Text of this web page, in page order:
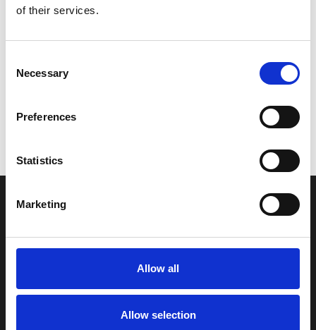
of their services.
Selection
Necessary
Preferences
Statistics
Marketing
Allow all
Allow selection
Vi oplever i øjeblikket store og hyppige prisændringer i markedet.
leveres, eller hvor prisen afviger fra det viste. Vi kontakter dig
naturligvis, hvis dette er tilfældet.
INFORMATIONER